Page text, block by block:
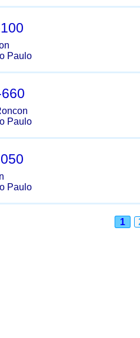
Paulo
Paulo
Paulo
1